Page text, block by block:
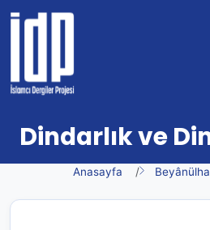
Dindarlık ve
Anasayfa